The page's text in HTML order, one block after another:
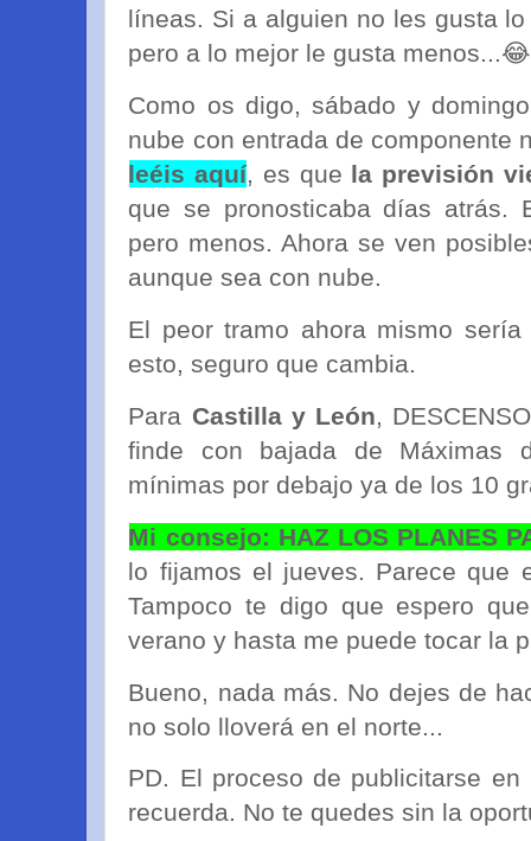
líneas. Si a alguien no les gusta
pero a lo mejor le gusta
Como os digo, sábado y
nube con entrada de componente
leéis aquí, es que la previsión
que se pronosticaba días atrás.
pero menos. Ahora se ven
aunque sea con nube.
El peor tramo ahora mismo
esto, seguro que cambia.
Para Castilla y León,
finde con bajada de Máximas
mínimas por debajo ya de los 10
Mi consejo: HAZ LOS PLANES
lo fijamos el jueves. Parece que
Tampoco te digo que espero
verano y hasta me puede tocar la
Bueno, nada más. No dejes de
no solo lloverá en el norte...
PD. El proceso de publicitarse en
recuerda. No te quedes sin la